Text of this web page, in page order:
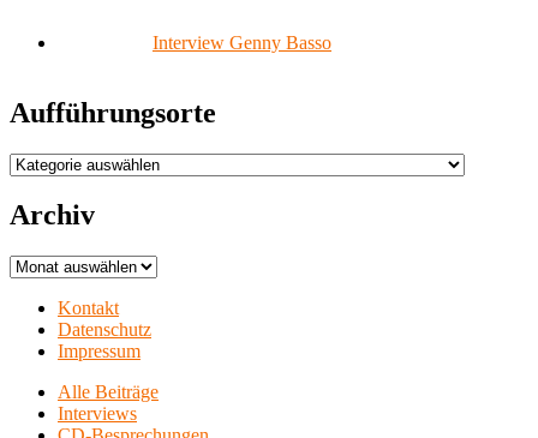
Interview Genny Basso
Aufführungsorte
Aufführungsorte
Archiv
Archiv
Kontakt
Datenschutz
Impressum
Alle Beiträge
Interviews